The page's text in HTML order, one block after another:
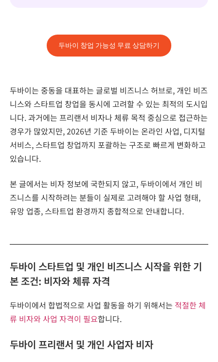
두바이 창업 가능성 무료 상담하기
두바이는 중동을 대표하는 글로벌 비즈니스 허브로, 개인 비즈
니스와 스타트업 창업을 동시에 고려할 수 있는 최적의 도시입
니다. 과거에는 프리랜서 비자나 체류 목적 중심으로 접근하는
경우가 많았지만, 2026년 기준 두바이는 온라인 사업, 디지털
서비스, 스타트업 창업까지 포괄하는 구조로 빠르게 변화하고
있습니다.
본 글에서는 비자 정보에 국한되지 않고, 두바이에서 개인 비
즈니스를 시작하려는 분들이 실제로 고려해야 할 사업 형태,
유망 업종, 스타트업 환경까지 종합적으로 안내합니다.
두바이 스타트업 및 개인 비즈니스 시작을 위한 기
본 조건: 비자와 체류 자격
두바이에서 합법적으로 사업 활동을 하기 위해서는 적절한 체
류 비자와 사업 자격이 필요합니다.
두바이 프리랜서 및 개인 사업자 비자